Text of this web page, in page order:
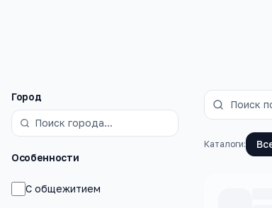
Фильтры
Город
Особенности
С общежитием
Каталоги: